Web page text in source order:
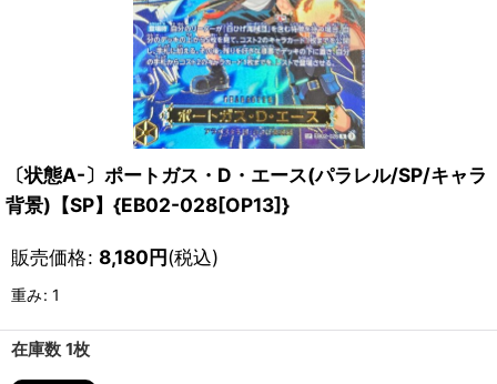
〔状態A-〕ポートガス・D・エース(パラレル/SP/キャラ
背景)【SP】{EB02-028[OP13]}
販売価格: 8,180円(税込)
重み: 1
在庫数 1枚